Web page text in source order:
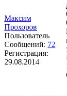
Максим
Прохоров
Пользователь
Сообщений: 72
Регистрация:
29.08.2014